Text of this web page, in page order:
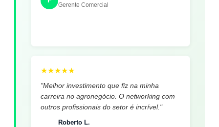
Gerente Comercial
★★★★★
"Melhor investimento que fiz na minha
carreira no agronegócio. O networking com
outros profissionais do setor é incrível."
Roberto L.